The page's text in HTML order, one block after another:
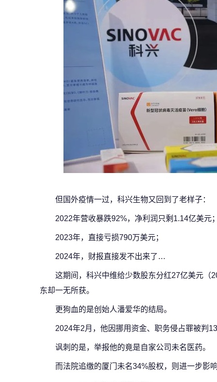
但国外疫情一过，科兴生物又回到了老样子：
2022年营收暴跌92%，净利润只剩1.14亿美元
2023年，直接亏损790万美元；
2024年，财报直接发不出来了…
这期间，科兴中维给少数股东分红27亿美元（
东却一无所获。
更狗血的是创始人潘爱华的结局。
2024年2月，他因挪用资金、职务侵占罪被判
讽刺的是，举报他的竟是自家公司未名医药。
而法院追缴的厦门未名34%股权，则进一步影